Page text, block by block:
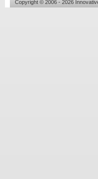
Copyright © 2006 - 2026